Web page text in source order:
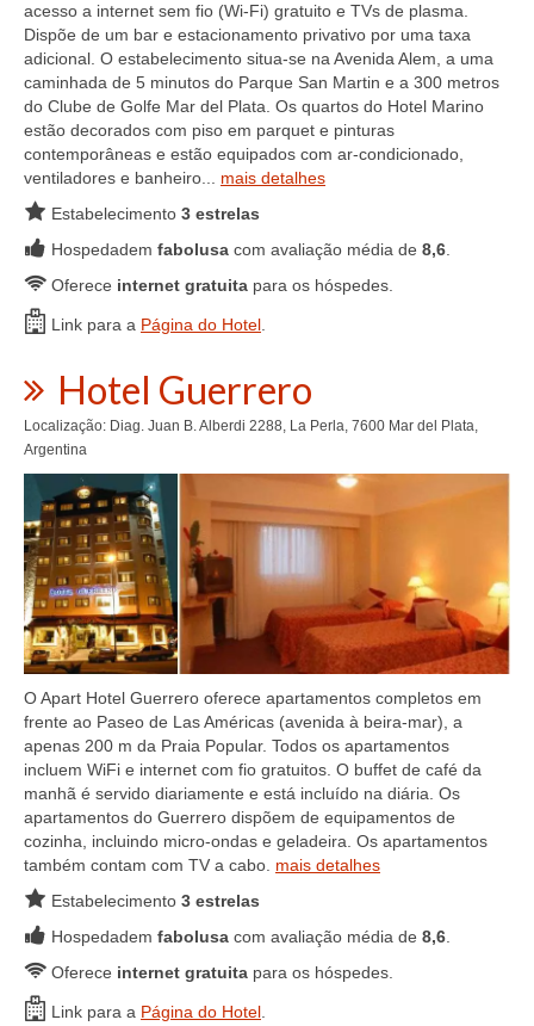
acesso a internet sem fio (Wi-Fi) gratuito e TVs de plasma.
Dispõe de um bar e estacionamento privativo por uma taxa
adicional. O estabelecimento situa-se na Avenida Alem, a uma
caminhada de 5 minutos do Parque San Martin e a 300 metros
do Clube de Golfe Mar del Plata. Os quartos do Hotel Marino
estão decorados com piso em parquet e pinturas
contemporâneas e estão equipados com ar-condicionado,
ventiladores e banheiro... mais detalhes
Estabelecimento 3 estrelas
Hospedadem fabolusa com avaliação média de 8,6
Oferece internet gratuita para os hóspedes.
Link para a Página do Hotel
Hotel Guerrero
Localização: Diag. Juan B. Alberdi 2288, La Perla, 7600 Mar del Plata,
Argentina
O Apart Hotel Guerrero oferece apartamentos completos em
frente ao Paseo de Las Américas (avenida à beira-mar), a
apenas 200 m da Praia Popular. Todos os apartamentos
incluem WiFi e internet com fio gratuitos. O buffet de café da
manhã é servido diariamente e está incluído na diária. Os
apartamentos do Guerrero dispõem de equipamentos de
cozinha, incluindo micro-ondas e geladeira. Os apartamentos
também contam com TV a cabo. mais detalhes
Estabelecimento 3 estrelas
Hospedadem fabolusa com avaliação média de 8,6.
Oferece internet gratuita para os hóspedes.
Link para a Página do Hotel.